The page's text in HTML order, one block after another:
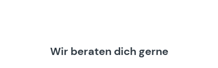
Wir beraten dich gerne